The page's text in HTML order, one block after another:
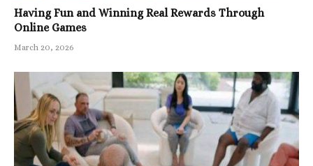
Having Fun and Winning Real Rewards Through
Online Games
March 20, 2026